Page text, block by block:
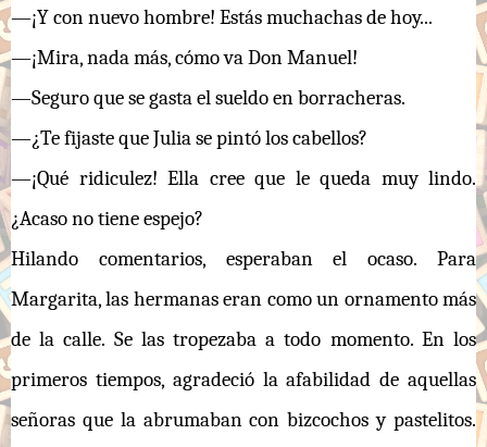
—¡Y con nuevo hombre! Estás muchachas de hoy...
—¡Mira, nada más, cómo va Don Manuel!
—Seguro que se gasta el sueldo en borracheras.
—¿Te fijaste que Julia se pintó los cabellos?
—¡Qué ridiculez! Ella cree que le queda muy lindo.
¿Acaso no tiene espejo?
Hilando comentarios, esperaban el ocaso. Para
Margarita, las hermanas eran como un ornamento más
de la calle. Se las tropezaba a todo momento. En los
primeros tiempos, agradeció la afabilidad de aquellas
señoras que la abrumaban con bizcochos y pastelitos.